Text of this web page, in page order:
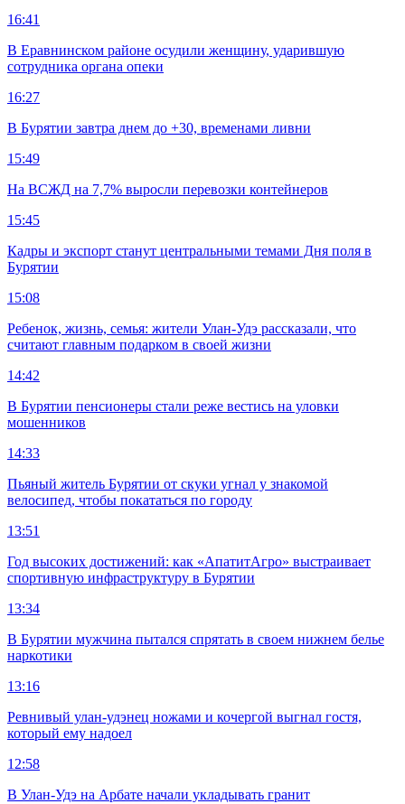
16:41
В Еравнинском районе осудили женщину, ударившую
сотрудника органа опеки
16:27
В Бурятии завтра днем до +30, временами ливни
15:49
На ВСЖД на 7,7% выросли перевозки контейнеров
15:45
Кадры и экспорт станут центральными темами Дня поля в
Бурятии
15:08
Ребенок, жизнь, семья: жители Улан-Удэ рассказали, что
считают главным подарком в своей жизни
14:42
В Бурятии пенсионеры стали реже вестись на уловки
мошенников
14:33
Пьяный житель Бурятии от скуки угнал у знакомой
велосипед, чтобы покататься по городу
13:51
Год высоких достижений: как «АпатитАгро» выстраивает
спортивную инфраструктуру в Бурятии
13:34
В Бурятии мужчина пытался спрятать в своем нижнем белье
наркотики
13:16
Ревнивый улан-удэнец ножами и кочергой выгнал гостя,
который ему надоел
12:58
В Улан-Удэ на Арбате начали укладывать гранит